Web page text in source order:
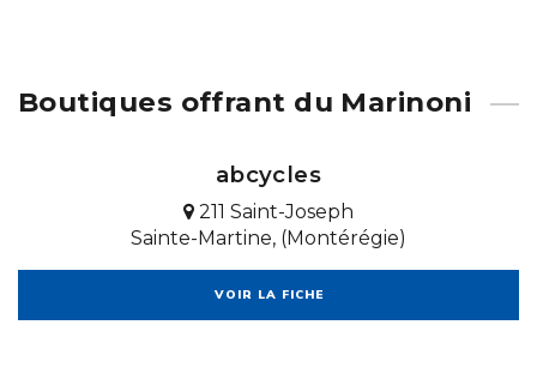
Boutiques offrant du Marinoni
abcycles
211 Saint-Joseph
Sainte-Martine, (Montérégie)
VOIR LA FICHE